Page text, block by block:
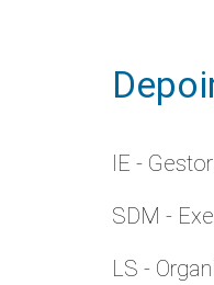
IE -
SDM -
LS -